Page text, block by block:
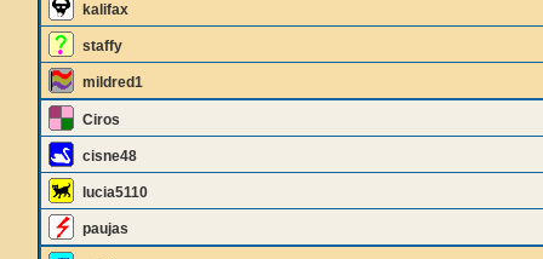
kalifax
staffy
mildred1
Ciros
cisne48
lucia5110
paujas